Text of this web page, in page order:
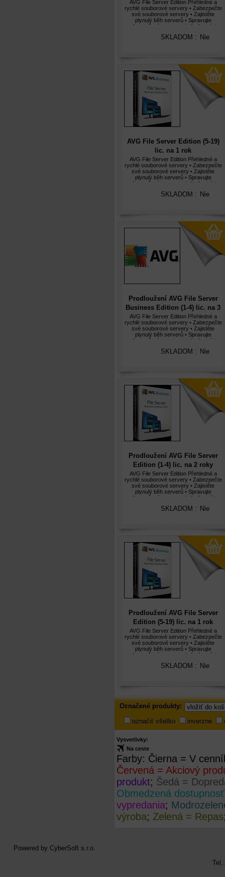
AVG File Server Edition Přehledné a
rychlé souborové servery • Zabezpečte
své souborové servery • Zajistěte
plynulý běh serverů • Spravujte
zabezpečení serveru z jednoho místa
poskytují oceněnou ochranu soubor
SKLADOM : Nie
AVG File Server Edition (5-19)
lic. na 1 rok
AVG File Server Edition Přehledné a
rychlé souborové servery • Zabezpečte
své souborové servery • Zajistěte
plynulý běh serverů • Spravujte
zabezpečení serveru z jednoho místa
poskytují oceněnou ochranu soubor
SKLADOM : Nie
Prodloužení AVG File Server
Business Edition (1-4) lic. na 3
roky
AVG File Server Edition Přehledné a
rychlé souborové servery • Zabezpečte
své souborové servery • Zajistěte
plynulý běh serverů • Spravujte
zabezpečení serveru z jednoho místa
poskytují oceněnou ochranu soubor
SKLADOM : Nie
Prodloužení AVG File Server
Edition (1-4) lic. na 2 roky
AVG File Server Edition Přehledné a
rychlé souborové servery • Zabezpečte
své souborové servery • Zajistěte
plynulý běh serverů • Spravujte
zabezpečení serveru z jednoho místa
poskytují oceněnou ochranu soubor
SKLADOM : Nie
Prodloužení AVG File Server
Edition (5-19) lic. na 1 rok
AVG File Server Edition Přehledné a
rychlé souborové servery • Zabezpečte
své souborové servery • Zajistěte
plynulý běh serverů • Spravujte
zabezpečení serveru z jednoho místa
poskytují oceněnou ochranu soubor
SKLADOM : Nie
Označené
produkty
Označené produkty:
označiť všetko
inverzne
Vysvetlivky:
Na ceste
Farby: Čierna = V
Červená = Akciový
produkt; Šedá =
Obmedzená dostupnosť
vypredania;
výroba; Zelená = Repas
Powered by CyberSoft s.r.o.